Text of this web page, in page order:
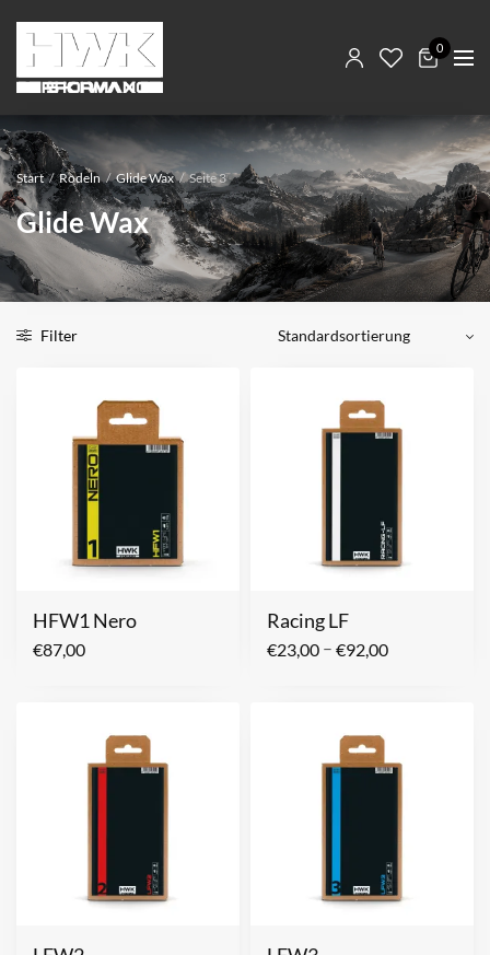
0
Start / Rodeln / Glide Wax / Seite 3
Glide Wax
Filter
HFW1 Nero
€87,00
Racing LF
€23,00 – €92,00